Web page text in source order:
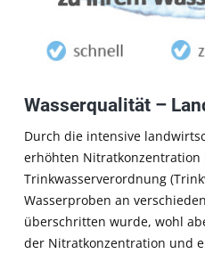
Wasserqualität –
Durch die intensive
erhöhten Nitratkonzentration
Trinkwasserverordnung
Wasserproben an
überschritten wurde, wohl
der Nitratkonzentration und